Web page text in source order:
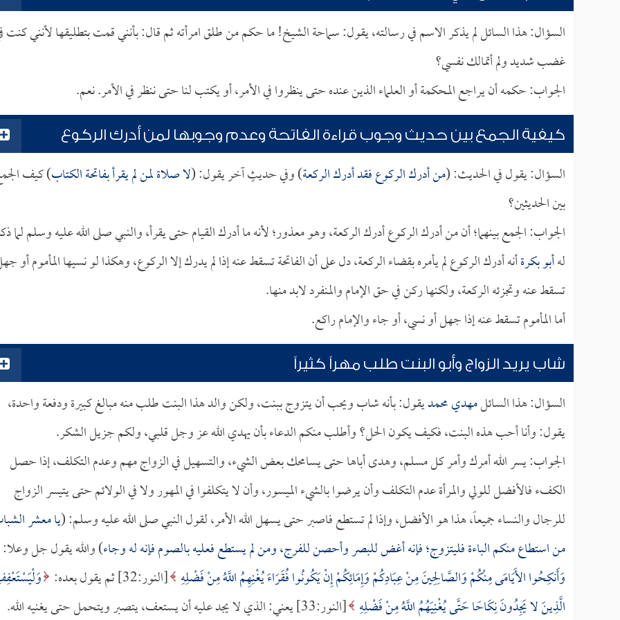
السؤال: هذا السائل لم يذكر الاسم في رسالته، يقول: سماحة الشيخ! ما حكم من طلق امرأته ثم قال: بأنني قمت بتطليقها لأنني كنت
غضب شديد ولم أتمالك نفسي؟
الجواب: حكمه أن يراجع المحكمة أو العلماء الذين عنده حتى ينظروا في الأمر، أو يكتب لنا حتى ننظر في الأمر. نعم.
كيفية الجمع بين حديث وجوب قراءة الفاتحة وعدم وجوبها لمن أدرك الركوع
السؤال: يقول في الحديث: (من أدرك الركوع فقد أدرك الركعة) وفي حديثٍ آخر يقول: (لا صلاة لمن لم يقرأ بفاتحة الكتاب) كيف
بين الحديثين؟
الجواب: الجمع بينهما؛ أن من أدرك الركوع أدرك الركعة، وهو معذور؛ لأنه ما أدرك القيام حتى يقرأ، والنبي صلى الله عليه وسلم لما
لهأبو بكرةأنه أدرك الركوع لم يأمره بقضاء الركعة، دل على أن الفاتحة تسقط عنه إذا لم يدرك إلا الركوع، وهكذا لو نسيها المأموم أو
تسقط عنه وتجزئه الركعة، ولكنها ركن في حق الإمام والمنفرد لابد منها.
أما المأموم تسقط عنه إذا جهل أو نسي، أو جاء والإمام راكع.
شاب يريد الزواج وأبو البنت طلب مهراً كثيراً
السؤال: هذا السائلمهدي محمديقول: بأنه شاب ويحب أن يتزوج ببنت، ولكن والد هذا البنت طلب منه مبالغ كبيرة ودفعة واحدة،
يقول: وأنا أحب هذه البنت، فكيف يكون الحل؟ وأطلب منكم الدعاء بأن يهدي الله عز وجل قلبي، ولكم جزيل الشكر.
الجواب: يسر الله أمرك وأمر كل مسلم، وهدى أباها حتى يسامحك بعض الشيء، والتسهيل في الزواج مهم وعدم التكلف، إذا حصل
الكفء فالأفضل للولي والمرأة عدم التكلف وأن يرضوا بالشيء الميسور، وأن لا يتكلفوا في المهور ولا في الولائم حتى يتيسر الزواج
للرجال والنساء جميعاً، هذا هو الأفضل، وإذا لم تستطع فاصبر حتى يسهل الله الأمر، لقول النبي صلى الله عليه وسلم: (يا معشر
من استطاع منكم الباءة فليتزوج؛ فإنه أغض للبصر وأحصن للفرج، ومن لم يستطع فعليه بالصوم فإنه له وجاء) والله يقول جل وعلا:
وَأَنكِحُوا الأَيَامَى مِنْكُمْ وَالصَّالِحِينَ مِنْ عِبَادِكُمْ وَإِمَائِكُمْ إِنْ يَكُونُوا فُقَرَاءَ يُغْنِهِمُ اللَّهُ مِنْ فَضْلِهِ [النور:32] ثم يقول بعده:
الَّذِينَ لا يَجِدُونَ نِكَاحًا حَتَّى يُغْنِيَهُمُ اللَّهُ مِنْ فَضْلِهِ [النور:33] يعني: الذي لا يجد عليه أن يستعف، يتصبر ويتحمل حتى يغنيه الله.